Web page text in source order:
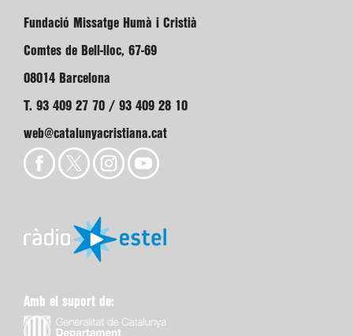
Fundació Missatge Humà i Cristià
Comtes de Bell-lloc, 67-69
08014 Barcelona
T. 93 409 27 70 / 93 409 28 10
web@catalunyacristiana.cat
Amb el suport de: